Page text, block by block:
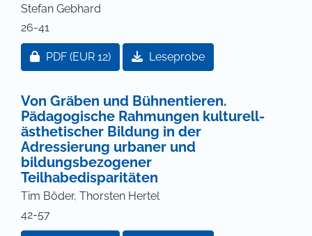
Stefan Gebhard
26-41
Zugang für Abonnent/innen oder durch Zahlung
PDF (EUR 12) Leseprobe
Von Gräben und Bühnentieren.
Pädagogische Rahmungen kulturell-
ästhetischer Bildung in der
Adressierung urbaner und
bildungsbezogener
Teilhabedisparitäten
Tim Böder, Thorsten Hertel
42-57